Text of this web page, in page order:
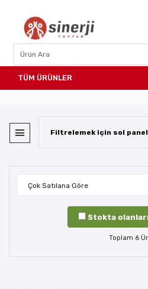
TÜM ÜRÜNLER
Filtrelemek için sol
Çok Satılana Göre
Stokta
Toplam 6